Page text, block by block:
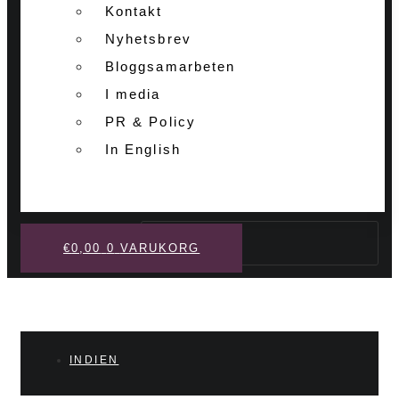
Kontakt
Nyhetsbrev
Bloggsamarbeten
I media
PR & Policy
In English
Sök
€0,00 0 VARUKORG
INDIEN